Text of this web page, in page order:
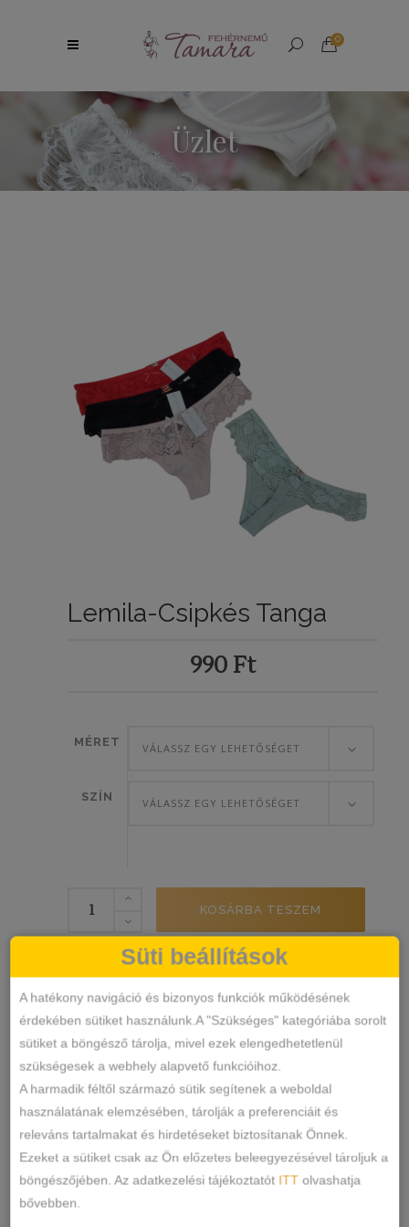
0
Üzlet
Lemila-Csipkés Tanga
990 Ft
MÉRET VÁLASSZ EGY LEHETŐSÉGET
SZÍN VÁLASSZ EGY LEHETŐSÉGET
mennyiség
KOSÁRBA TESZEM
32259
KATEGÓRIÁK Alsónemű,Tanga
CÍMKÉK
Márka:Lemila
MEGOSZTÁS
LEÍRÁS
TOVÁBBI INFORMÁCIÓK
Süti beállítások
A hatékony navigáció és bizonyos funkciók működésének
érdekében sütiket használunk.A "Szükséges" kategóriába sorolt
sütiket a böngésző tárolja, mivel ezek elengedhetetlenül
szükségesek a webhely alapvető funkcióihoz.
A harmadik féltől származó sütik segítenek a weboldal
használatának elemzésében, tárolják a preferenciáit és
releváns tartalmakat és hirdetéseket biztosítanak Önnek.
Ezeket a sütiket csak az Ön előzetes beleegyezésével tároljuk a
böngészőjében. Az adatkezelési tájékoztatót ITT olvashatja
bővebben.